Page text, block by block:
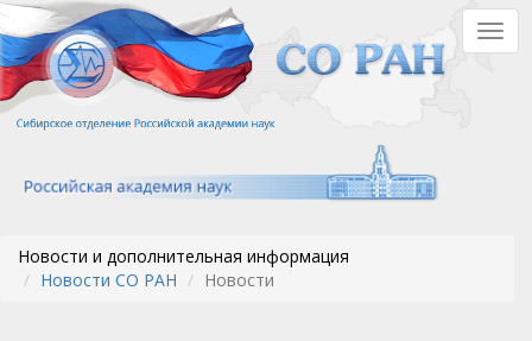
Перейти
к
основному
содержанию
Новости и дополнительная информация
Новости СО РАН
Новости